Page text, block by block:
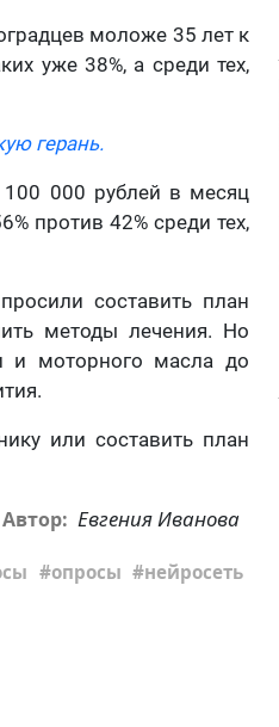
моложе 35 лет к
уже 38%, а среди тех,
герань.
000 рублей в месяц
против 42% среди тех,
составить план
методы лечения. Но
и моторного масла до
или составить план
Автор: Евгения Иванова
опросы нейросеть